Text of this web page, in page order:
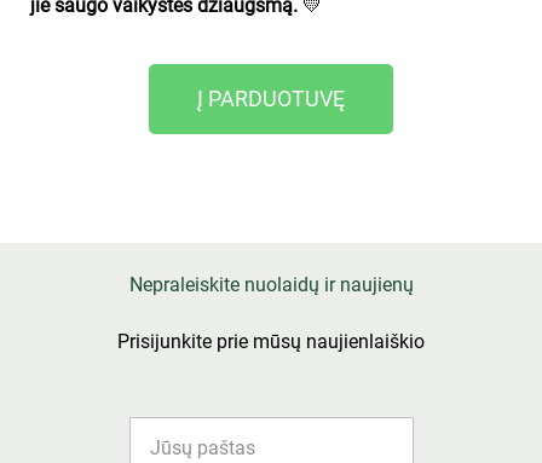
jie saugo vaikystės džiaugsmą. 💛
Į PARDUOTUVĘ
Nepraleiskite nuolaidų ir naujienų
Prisijunkite prie mūsų naujienlaiškio